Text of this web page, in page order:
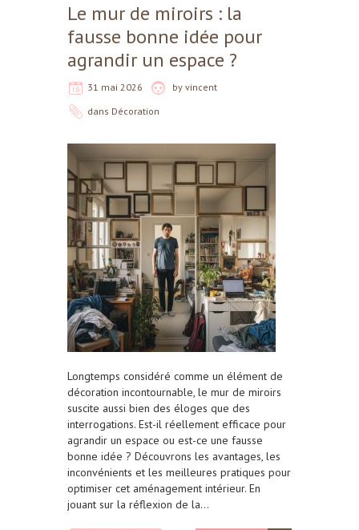
Le mur de miroirs : la
fausse bonne idée pour
agrandir un espace ?
31 mai 2026 by vincent
dans Décoration
Longtemps considéré comme un élément de
décoration incontournable, le mur de miroirs
suscite aussi bien des éloges que des
interrogations. Est-il réellement efficace pour
agrandir un espace ou est-ce une fausse
bonne idée ? Découvrons les avantages, les
inconvénients et les meilleures pratiques pour
optimiser cet aménagement intérieur. En
jouant sur la réflexion de la…